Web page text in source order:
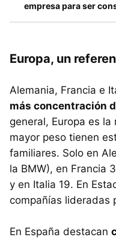
empresa para ser
Europa, un
Alemania, Francia e
más concentración
general, Europa es
mayor peso tienen
familiares. Solo en
la BMW), en Francia
y en Italia 19. En
compañías lideradas
En España destacan